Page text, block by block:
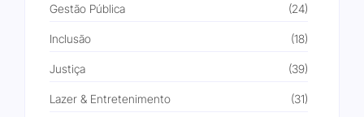
Gestão Pública (24)
Inclusão (18)
Justiça (39)
Lazer & Entretenimento (31)